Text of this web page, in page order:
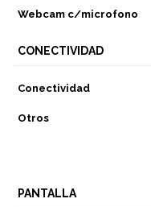
Webcam c/microfono
CONECTIVIDAD
Conectividad
Otros
PANTALLA